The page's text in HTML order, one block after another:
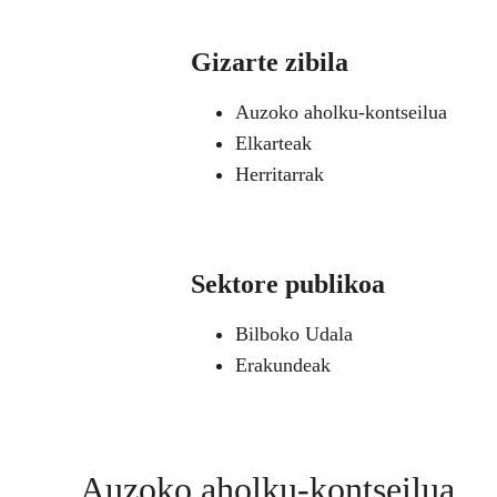
Gizarte zibila
Auzoko aholku-kontseilua
Elkarteak
Herritarrak
Sektore publikoa
Bilboko Udala
Erakundeak